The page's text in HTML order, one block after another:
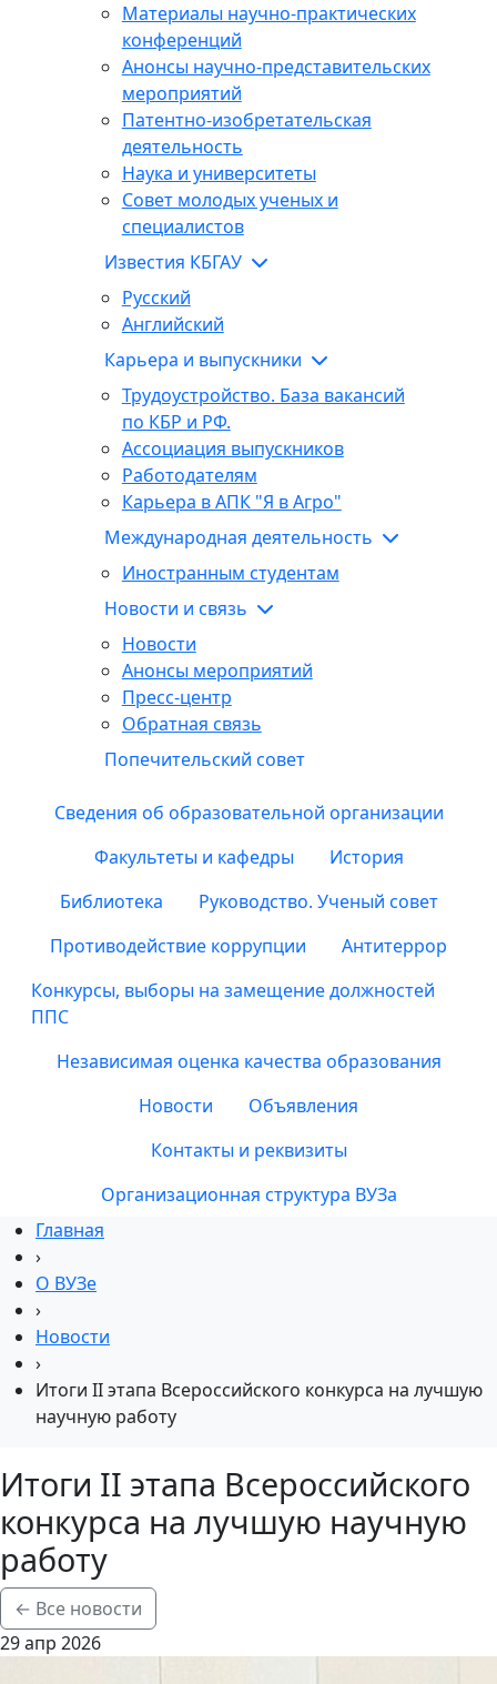
Материалы научно-практических
конференций
Анонсы научно-представительских
мероприятий
Патентно-изобретательская
деятельность
Наука и университеты
Совет молодых ученых и
специалистов
Известия КБГАУ
Русский
Английский
Карьера и выпускники
Трудоустройство. База вакансий
по КБР и РФ.
Ассоциация выпускников
Работодателям
Карьера в АПК "Я в Агро"
Международная деятельность
Иностранным студентам
Новости и связь
Новости
Анонсы мероприятий
Пресс-центр
Обратная связь
Попечительский совет
Сведения об образовательной организации
Факультеты и кафедры
История
Библиотека
Руководство. Ученый совет
Противодействие коррупции
Антитеррор
Конкурсы, выборы на замещение должностей
ППС
Независимая оценка качества образования
Новости
Объявления
Контакты и реквизиты
Организационная структура ВУЗа
Главная
›
О ВУЗе
›
Новости
›
Итоги II этапа Всероссийского конкурса на лучшую
научную работу
Итоги II этапа Всероссийского
конкурса на лучшую научную
работу
← Все новости
29 апр 2026